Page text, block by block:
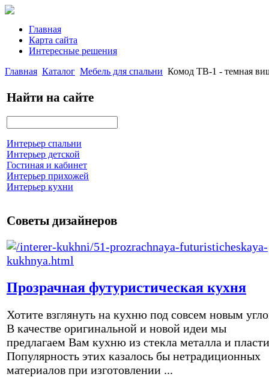
Главная
Карта сайта
Интересные решения
Главная Каталог Мебель для спальни Комод TB-1 - темная
Найти на сайте
Интерьер спальни
Интерьер детской
Гостиная и кабинет
Интерьер прихожей
Интерьер кухни
Советы дизайнеров
Прозрачная футуристическая кухня
Хотите взглянуть на кухню под совсем новым
В качестве оригинальной и новой идеи мы
предлагаем Вам кухню из стекла металла и
Популярность этих казалось бы нетрадиционных
материалов при изготовлении ...